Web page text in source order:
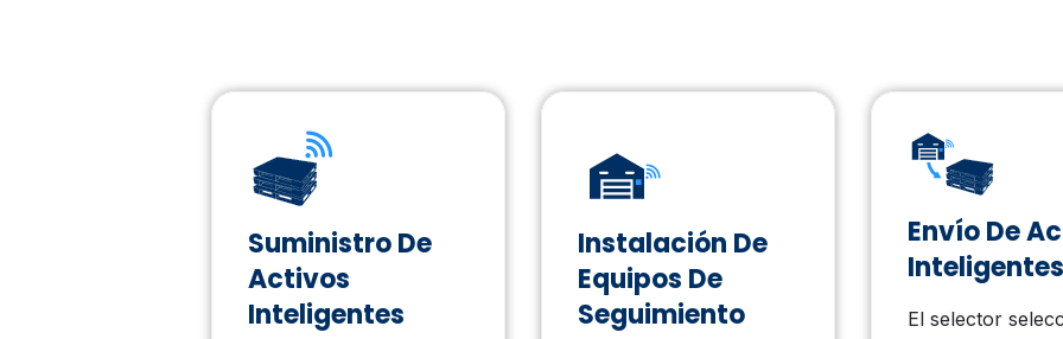
Suministro De
Activos
Inteligentes
Instalación De
Equipos De
Seguimiento
Envío De
Inteligentes
El selector